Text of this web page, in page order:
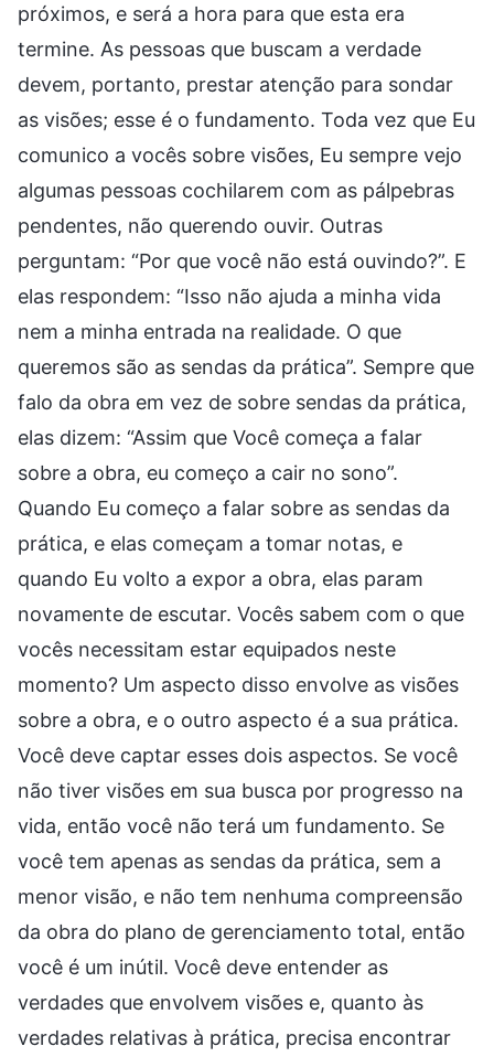
próximos, e será a hora para que esta era
termine. As pessoas que buscam a verdade
devem, portanto, prestar atenção para sondar
as visões; esse é o fundamento. Toda vez que Eu
comunico a vocês sobre visões, Eu sempre vejo
algumas pessoas cochilarem com as pálpebras
pendentes, não querendo ouvir. Outras
perguntam: “Por que você não está ouvindo?”. E
elas respondem: “Isso não ajuda a minha vida
nem a minha entrada na realidade. O que
queremos são as sendas da prática”. Sempre que
falo da obra em vez de sobre sendas da prática,
elas dizem: “Assim que Você começa a falar
sobre a obra, eu começo a cair no sono”.
Quando Eu começo a falar sobre as sendas da
prática, e elas começam a tomar notas, e
quando Eu volto a expor a obra, elas param
novamente de escutar. Vocês sabem com o que
vocês necessitam estar equipados neste
momento? Um aspecto disso envolve as visões
sobre a obra, e o outro aspecto é a sua prática.
Você deve captar esses dois aspectos. Se você
não tiver visões em sua busca por progresso na
vida, então você não terá um fundamento. Se
você tem apenas as sendas da prática, sem a
menor visão, e não tem nenhuma compreensão
da obra do plano de gerenciamento total, então
você é um inútil. Você deve entender as
verdades que envolvem visões e, quanto às
verdades relativas à prática, precisa encontrar